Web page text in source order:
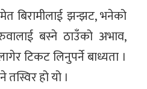
बिरामीलाई झन्झट, भनेको
बस्ने ठाउँको अभाव,
टिकट लिनुपर्ने बाध्यता ।
हो यो ।